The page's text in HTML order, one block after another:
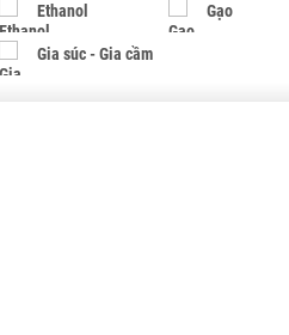
Ethanol Gạo
Gia súc - Gia cầm